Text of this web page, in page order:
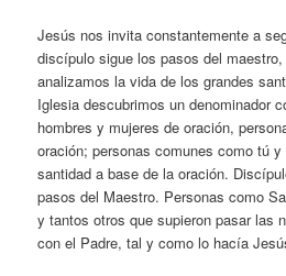
Jesús nos invita constantemente a
discípulo sigue los pasos del
analizamos la vida de los grandes
Iglesia descubrimos un denominador
hombres y mujeres de oración,
oración; personas comunes como tú
santidad a base de la oración.
pasos del Maestro. Personas como
y tantos otros que supieron pasar las
con el Padre, tal y como lo hacía